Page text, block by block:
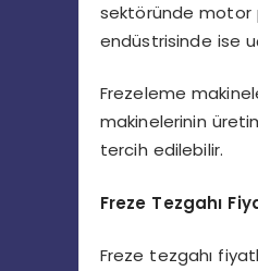
sektöründe motor
endüstrisinde ise
Frezeleme
makinelerinin
tercih edilebilir.
Freze Tezgahı
Freze tezgahı